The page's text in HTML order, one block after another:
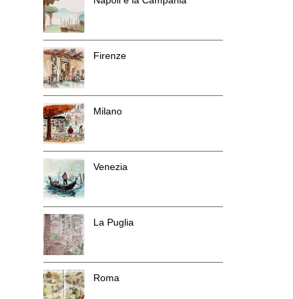
Firenze
Milano
Venezia
La Puglia
Roma